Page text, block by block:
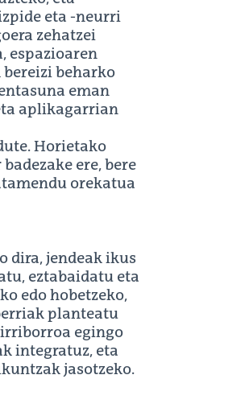
eta -neurri
zehatzei
espazioaren
beharko
eman
aplikagarrian
Horietako
ere, bere
orekatua
dira, jendeak ikus
eztabaidatu eta
edo hobetzeko,
planteatu
egingo
integratuz, eta
jasotzeko.